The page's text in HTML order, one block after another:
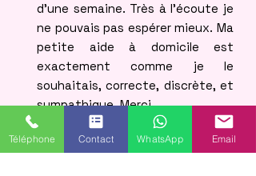
d’une semaine. Très à l’écoute je
ne pouvais pas espérer mieux. Ma
petite aide à domicile est
exactement comme je le
souhaitais, correcte, discrète, et
sympathique. Merci
Téléphone Contact WhatsApp Email